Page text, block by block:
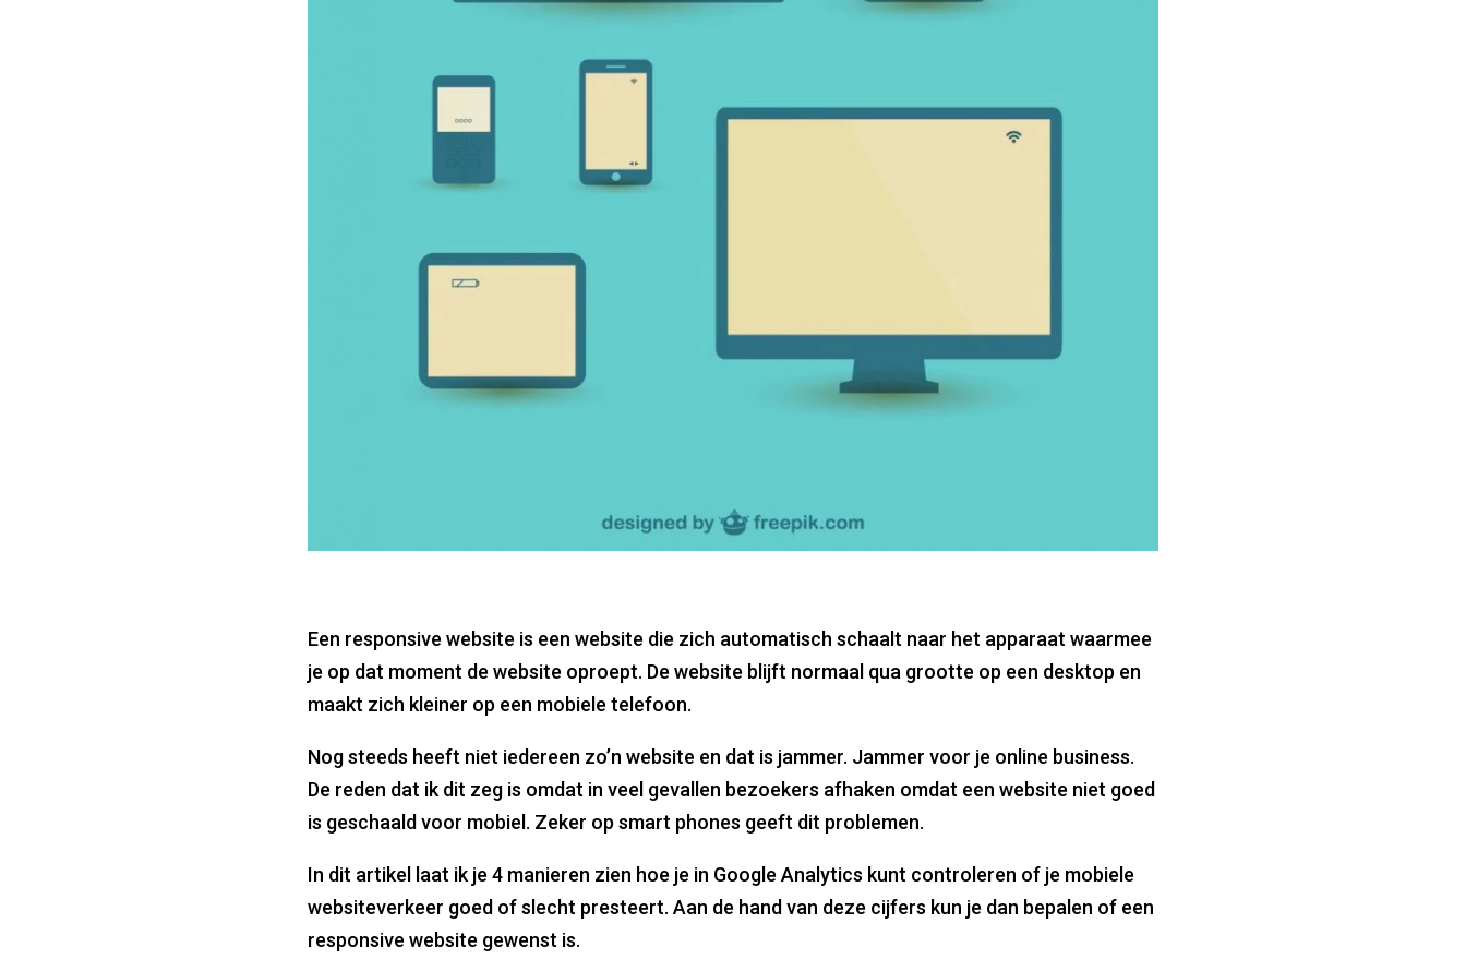
Een responsive website is een website die zich automatisch schaalt naar het apparaat waarmee
je op dat moment de website oproept. De website blijft normaal qua grootte op een desktop en
maakt zich kleiner op een mobiele telefoon.
Nog steeds heeft niet iedereen zo’n website en dat is jammer. Jammer voor je online business.
De reden dat ik dit zeg is omdat in veel gevallen bezoekers afhaken omdat een website niet goed
is geschaald voor mobiel. Zeker op smart phones geeft dit problemen.
In dit artikel laat ik je 4 manieren zien hoe je in Google Analytics kunt controleren of je mobiele
websiteverkeer goed of slecht presteert. Aan de hand van deze cijfers kun je dan bepalen of een
responsive website gewenst is.